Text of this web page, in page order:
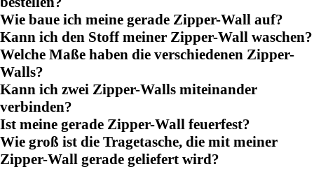
Wie baue ich meine gerade Zipper-Wall auf?
Kann ich den Stoff meiner Zipper-Wall waschen?
Welche Maße haben die verschiedenen Zipper-
Walls?
Kann ich zwei Zipper-Walls miteinander
verbinden?
Ist meine gerade Zipper-Wall feuerfest?
Wie groß ist die Tragetasche, die mit meiner
Zipper-Wall gerade geliefert wird?